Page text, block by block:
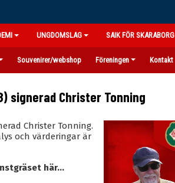
UNGDOMSLAG SAIK FÖR SKARABORG
Souvenirer/webshop Föreningen Kontakt
signerad Christer Tonning
Christer Tonning.
och värderingar är
här...